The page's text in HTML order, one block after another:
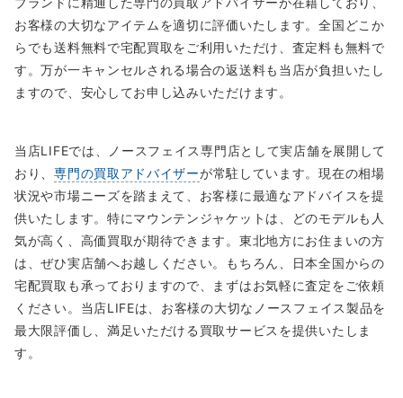
お客様の大切なアイテムを適切に評価いたします。全国どこか
らでも送料無料で宅配買取をご利用いただけ、査定料も無料で
す。万が一キャンセルされる場合の返送料も当店が負担いたし
ますので、安心してお申し込みいただけます。
当店LIFEでは、ノースフェイス専門店として実店舗を展開して
おり、専門の買取アドバイザーが常駐しています。現在の相場
状況や市場ニーズを踏まえて、お客様に最適なアドバイスを提
供いたします。特にマウンテンジャケットは、どのモデルも人
気が高く、高価買取が期待できます。東北地方にお住まいの方
は、ぜひ実店舗へお越しください。もちろん、日本全国からの
宅配買取も承っておりますので、まずはお気軽に査定をご依頼
ください。当店LIFEは、お客様の大切なノースフェイス製品を
最大限評価し、満足いただける買取サービスを提供いたしま
す。